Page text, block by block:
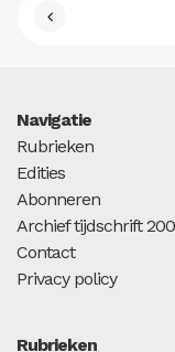
Navigatie
Rubrieken
Edities
Abonneren
Archief tijdschrift
Contact
Privacy policy
Rubrieken